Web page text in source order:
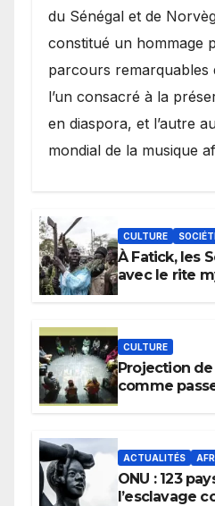
du Sénégal et de
constitué un hommage
parcours remarquables
l’un consacré à la
en diaspora, et l’autre
mondial de la musique
CULTURE
À Fatick, les
avec le rite
CULTURE
Projection de
comme
ACTUALITÉS
ONU : 123
l’esclavage